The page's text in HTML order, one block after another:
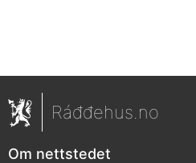
Ráđđehus.no
Om nettstedet